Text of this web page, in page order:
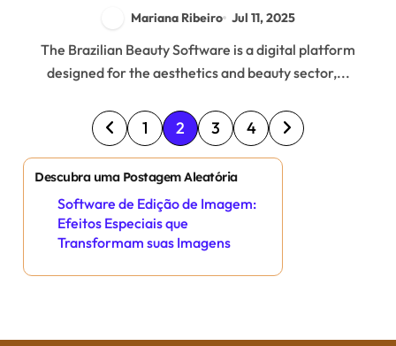
Mariana Ribeiro Jul 11, 2025
The Brazilian Beauty Software is a digital platform
designed for the aesthetics and beauty sector,...
P
o
s
t
s
1 2 3 4
Descubra uma Postagem Aleatória
Software de Edição de Imagem:
Efeitos Especiais que
Transformam suas Imagens